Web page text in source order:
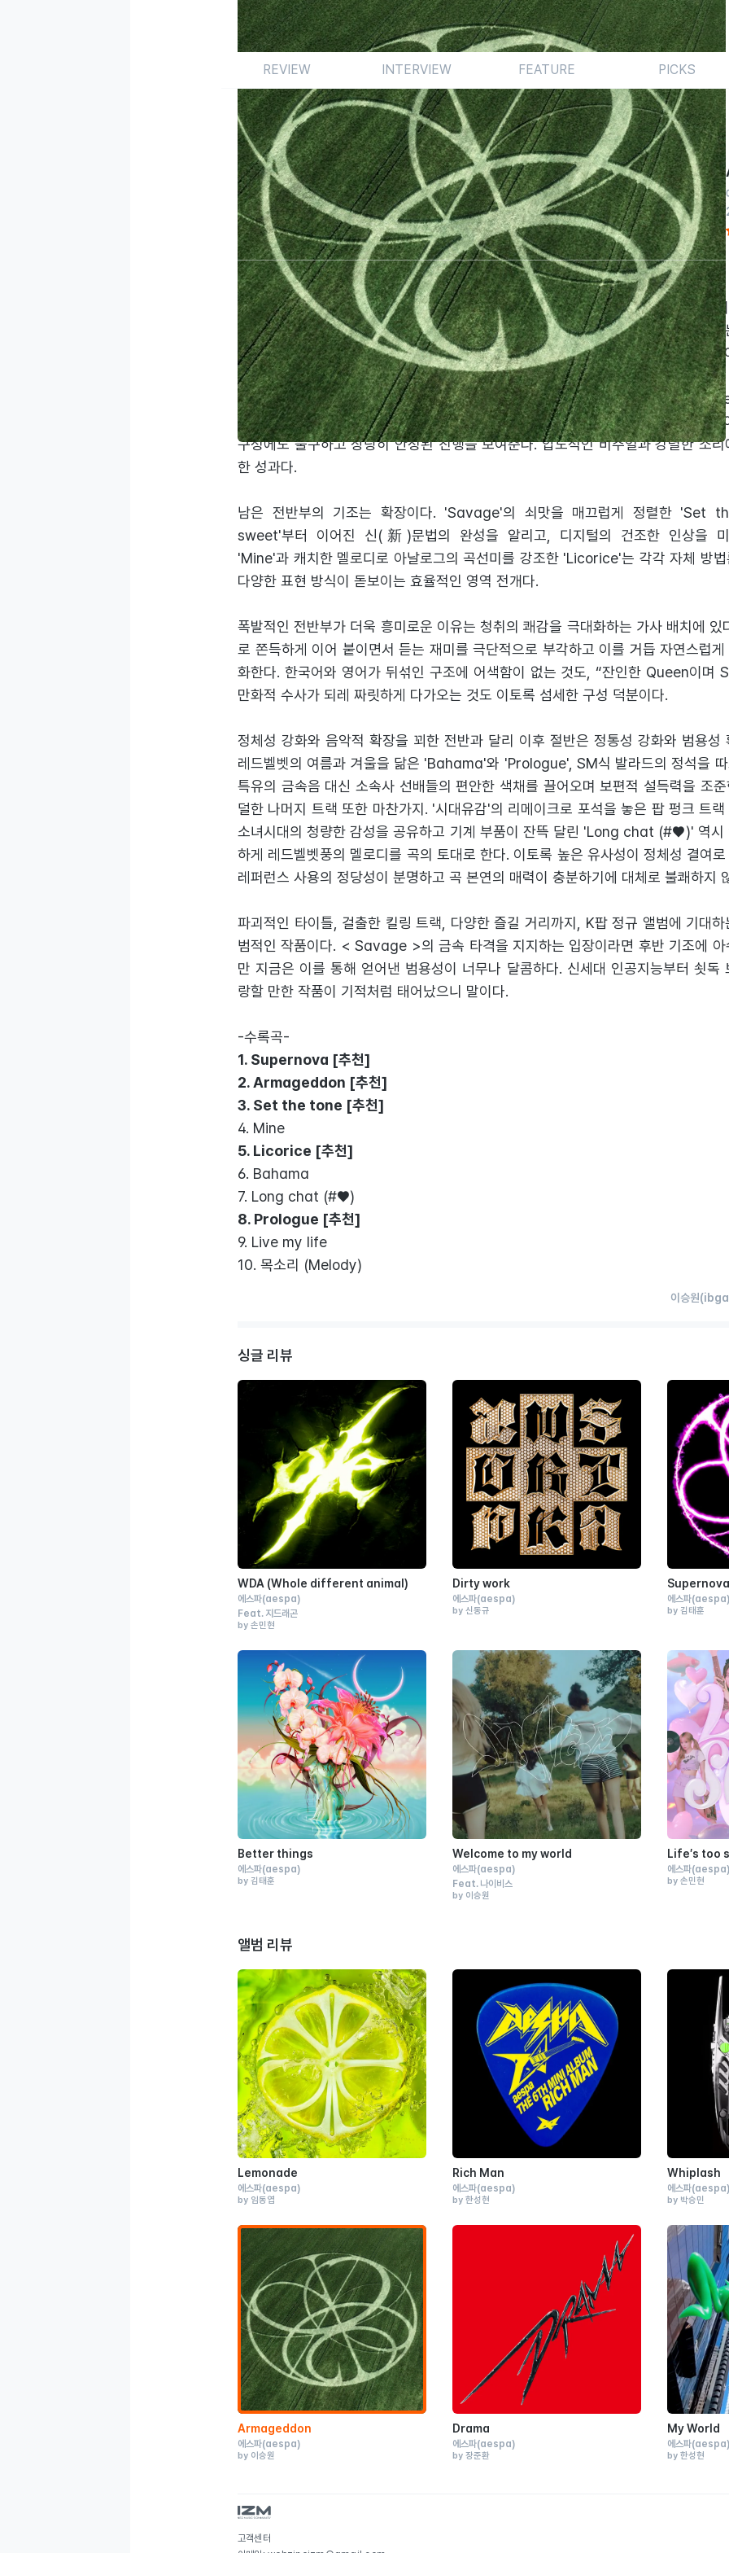
REVIEW INTERVIEW FEATURE PICKS
Review 앨범 국내
by 이승원 2024.06.01
올해 최대의 도파민 폭격 'Supernova'의 공세는 매서웠다. 둔탁하게 몰아치는 베
전자음이 아찔한 자극을 양산하는가 하면 사운드 소스의 점층이 빛난 다채로운 구
로 인도했다. 에스파라는 그룹이 추구하는 미학의 궁극이라는 찬사가 아깝지 않은 곡
선공개곡의 위력이 워낙 대단했기에 다소 무난한 감이 없지 않으나 타이틀
또한 인간계의 기준을 가뿐히 상회한다. 더불어 전반적인 완성도가 높고 곡조의
구성에도 불구하고 상당히 안정된 진행을 보여준다. 압도적인 비주얼과 강렬한 소
한 성과다.
남은 전반부의 기조는 확장이다. 'Savage'의 쇠맛을 매끄럽게 정렬한
sweet'부터 이어진 신(新)문법의 완성을 알리고, 디지털의 건조한 인상을 미
'Mine'과 캐치한 멜로디로 아날로그의 곡선미를 강조한 'Licorice'는 각각 자체 방법
다양한 표현 방식이 돋보이는 효율적인 영역 전개다.
폭발적인 전반부가 더욱 흥미로운 이유는 청취의 쾌감을 극대화하는 가사 배치에 있
로 쫀득하게 이어 붙이면서 듣는 재미를 극단적으로 부각하고 이를 거듭 자연스럽
화한다. 한국어와 영어가 뒤섞인 구조에 어색함이 없는 것도, “잔인한 Queen이며
만화적 수사가 되레 짜릿하게 다가오는 것도 이토록 섬세한 구성 덕분이다.
정체성 강화와 음악적 확장을 꾀한 전반과 달리 이후 절반은 정통성 강화와 범용성
레드벨벳의 여름과 겨울을 닮은 'Bahama'와 'Prologue', SM식 발라드의 정석을
특유의 금속음 대신 소속사 선배들의 편안한 색채를 끌어오며 보편적 설득력을 조
덜한 나머지 트랙 또한 마찬가지. '시대유감'의 리메이크로 포석을 놓은 팝 펑크 트
소녀시대의 청량한 감성을 공유하고 기계 부품이 잔뜩 달린 'Long chat (#♥)' 역
하게 레드벨벳풍의 멜로디를 곡의 토대로 한다. 이토록 높은 유사성이 정체성 결여
레퍼런스 사용의 정당성이 분명하고 곡 본연의 매력이 충분하기에 대체로 불쾌하지
파괴적인 타이틀, 걸출한 킬링 트랙, 다양한 즐길 거리까지, K팝 정규 앨범에 기대
범적인 작품이다. < Savage >의 금속 타격을 지지하는 입장이라면 후반 기조에
만 지금은 이를 통해 얻어낸 범용성이 너무나 달콤하다. 신세대 인공지능부터 쇳독
랑할 만한 작품이 기적처럼 태어났으니 말이다.
-수록곡-
1. Supernova [추천]
2. Armageddon [추천]
3. Set the tone [추천]
4. Mine
5. Licorice [추천]
6. Bahama
7. Long chat (#♥)
8. Prologue [추천]
9. Live my life
10. 목소리 (Melody)
이승원
싱글 리뷰
WDA (Whole different animal)
에스파(aespa)
Feat. 지드래곤
by 손민현
Dirty work
에스파(aespa)
by 신동규
Supernova
에스파
by 김태훈
Better things
에스파(aespa)
by 김태훈
Welcome to my world
에스파(aespa)
Feat. 나이비스
by 이승원
Life′s too
에스파
by 손민현
앨범 리뷰
Lemonade
에스파(aespa)
by 임동엽
Rich Man
에스파(aespa)
by 한성현
Whiplash
에스파
by 박승민
Armageddon
에스파(aespa)
by 이승원
Drama
에스파(aespa)
by 장준환
My World
에스파
by 한성현
고객센터